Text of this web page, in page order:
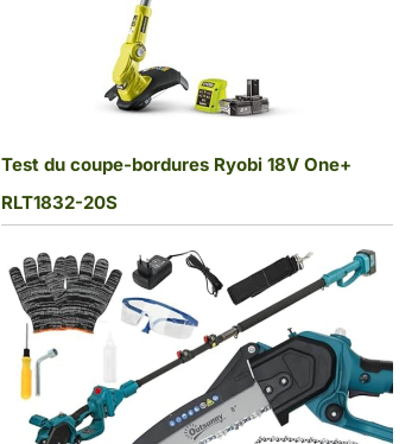
Test du coupe-bordures Ryobi 18V One+
RLT1832-20S